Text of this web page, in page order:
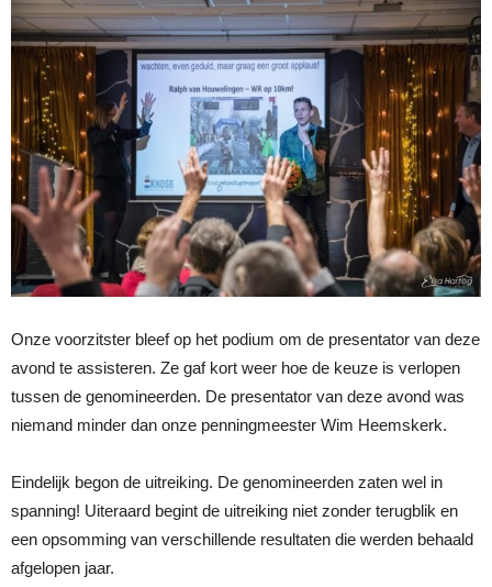
Onze voorzitster bleef op het podium om de presentator van deze
avond te assisteren. Ze gaf kort weer hoe de keuze is verlopen
tussen de genomineerden. De presentator van deze avond was
niemand minder dan onze penningmeester Wim Heemskerk.
Eindelijk begon de uitreiking. De genomineerden zaten wel in
spanning! Uiteraard begint de uitreiking niet zonder terugblik en
een opsomming van verschillende resultaten die werden behaald
afgelopen jaar.